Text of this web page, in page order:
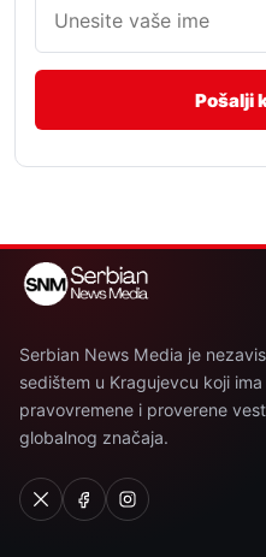
Serbian News Media je
sedištem u Kragujevcu koji
pravovremene i proverene
globalnog značaja.